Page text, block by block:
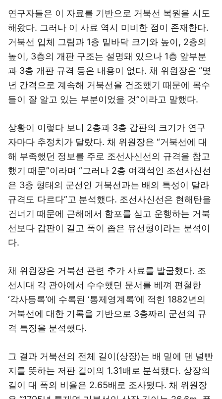
연구자들은 이 자료를 기반으로 거북선 복원을 시도
해왔다. 그러나 이 사료 역시 미비한 점이 존재한다.
거북선 입체 그림과 1층 밑바닥 크기와 높이, 2층의
높이, 3층의 개판 구조는 설명돼 있으나 1층 앞부분
과 3층 개판 규격 등은 내용이 없다. 채 위원장은 “몇
년 간격으로 계속해 거북선을 건조했기 때문에 목수
들이 잘 알고 있는 부분이었을 것”이라고 말했다.
상황이 이렇다 보니 2층과 3층 갑판의 크기가 연구
자마다 추정치가 달랐다. 채 위원장은 “거북선에 대
해 부족했던 정보를 주로 조선사신선의 규격을 참고
했기 때문”이라며 “그러나 2층 여객석인 조선사신선
은 3층 형태의 군선인 거북선과는 배의 특성이 달라
규격도 다르다”고 분석했다. 조선사신선은 현해탄을
건너기 때문에 근해에서 함포를 싣고 운행하는 거북
선보다 갑판이 길고 폭이 좁은 유선형이라는 분석이
다.
채 위원장은 거북선 관련 추가 사료를 발굴했다. 조
선시대 각 관아에서 수수했던 문서를 베껴 편철한
‘각사등록’에 수록된 ‘통제영계록’에 적힌 1882년의
거북선에 대한 기록을 기반으로 3층짜리 군선의 규
격 특징을 분석했다.
그 결과 거북선의 전체 길이(상장)는 배 밑에 댄 널빤
지를 뜻하는 저판 길이의 1.31배로 분석됐다. 상장의
길이 대 폭의 비율은 2.65배로 조사됐다. 채 위원장